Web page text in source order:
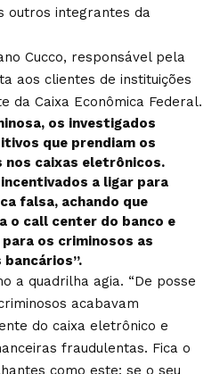
outros integrantes da
Cucco, responsável pela
aos clientes de instituições
da Caixa Econômica Federal.
os investigados
que prendiam os
caixas eletrônicos.
a ligar para
falsa, achando que
o call center do banco e
os criminosos as
bancários”.
a quadrilha agia. “De posse
acabavam
do caixa eletrônico e
fraudulentas. Fica o
como este: se o seu